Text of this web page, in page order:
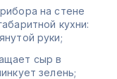
на стене
кухни:
руки;
сыр в
зелень;